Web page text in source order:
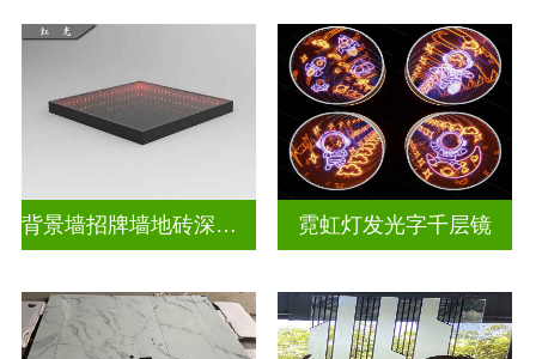
背景墙招牌墙地砖深渊镜 霓虹灯发光字千层镜